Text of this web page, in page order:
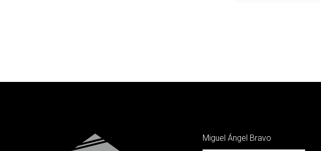
Miguel Ángel Bravo